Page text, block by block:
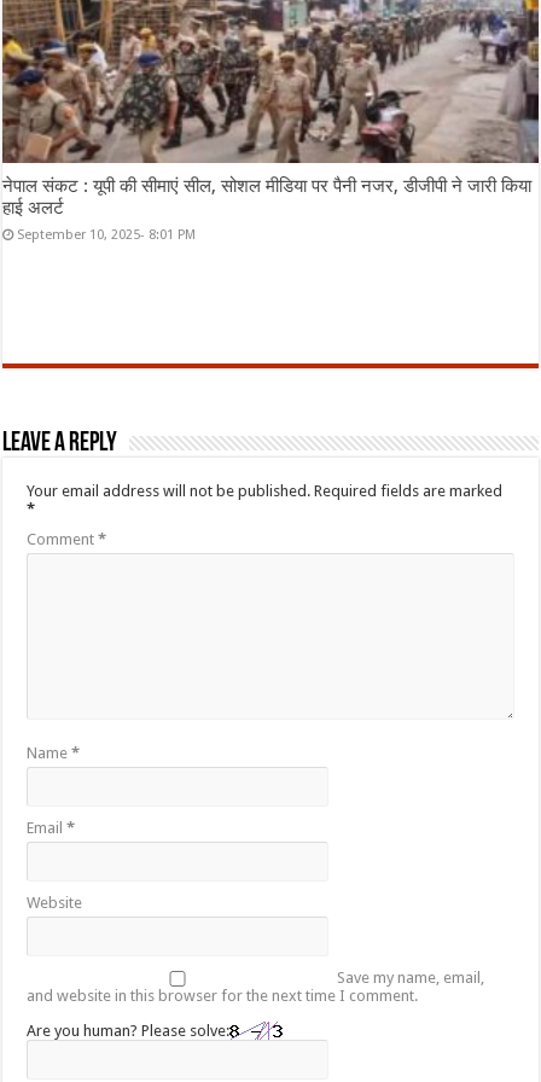
नेपाल संकट : यूपी की सीमाएं सील, सोशल मीडिया पर पैनी नजर, डीजीपी ने जारी किया
हाई अलर्ट
September 10, 2025- 8:01 PM
Leave a Reply
Your email address will not be published. Required fields are marked
*
Comment*
Name*
Email*
Website
Save my name, email,
and website in this browser for the next time I comment.
Are you human? Please solve: